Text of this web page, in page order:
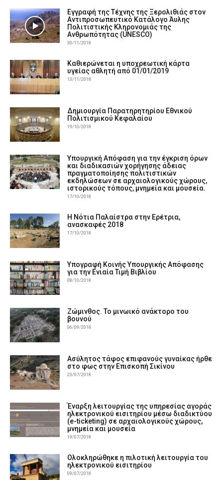
Εγγραφή της Τέχνης της Ξερολιθιάς στον
Αντιπροσωπευτικό Κατάλογο Άυλης
Πολιτιστικής Κληρονομιάς της
Ανθρωπότητας (UNESCO)
30/11/2018
Καθιερώνεται η υποχρεωτική κάρτα
υγείας αθλητή από 01/01/2019
13/11/2018
Δημιουργία Παρατηρητηρίου Εθνικού
Πολιτισμικού Κεφαλαίου
19/10/2018
Υπουργική Απόφαση για την έγκριση όρων
και διαδικασιών χορήγησης άδειας
πραγματοποίησης πολιτιστικών
εκδηλώσεων σε αρχαιολογικούς χώρους,
ιστορικούς τόπους, μνημεία και μουσεία.
17/10/2018
Η Νότια Παλαίστρα στην Ερέτρια,
ανασκαφές 2018
17/10/2018
Υπογραφή Κοινής Υπουργικής Απόφασης
για την Ενιαία Τιμή Βιβλίου
08/10/2018
Ζώμινθος. Το μινωικό ανάκτορο του
βουνού
06/09/2018
Ασύλητος τάφος επιφανούς γυναίκας ήρθε
στο φως στην Επισκοπή Σικίνου
23/07/2018
Έναρξη λειτουργίας της υπηρεσίας αγοράς
ηλεκτρονικού εισιτηρίου μέσω διαδικτύου
(e-ticketing) σε αρχαιολογικούς χώρους,
μνημεία και μουσεία
19/07/2018
Ολοκληρώθηκε η πιλοτική λειτουργία του
ηλεκτρονικού εισιτηρίου
09/07/2018